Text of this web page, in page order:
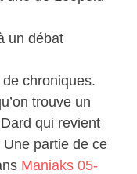
un débat
chroniques.
trouve un
qui revient
partie de ce
Maniaks 05-